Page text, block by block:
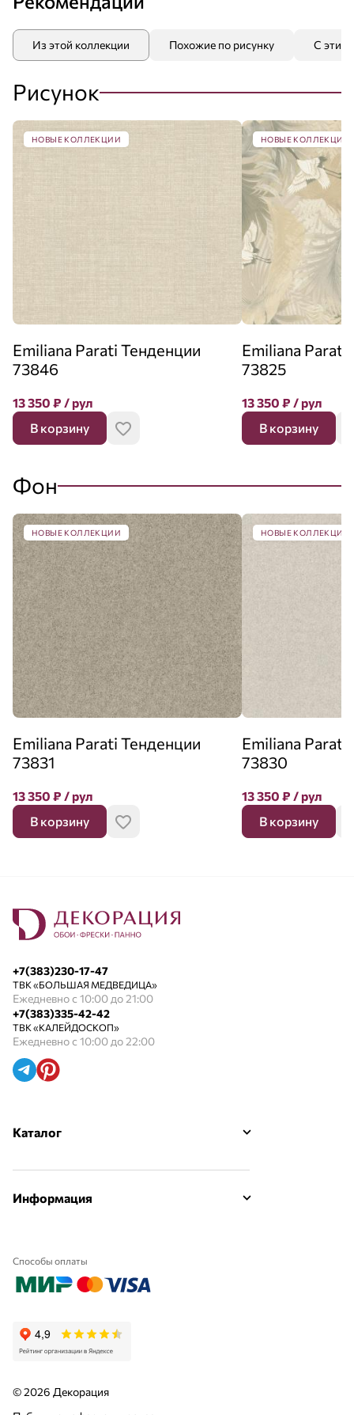
Из этой коллекции Похожие по рисунку С этим
Рисунок
НОВЫЕ КОЛЛЕКЦИИ
Emiliana Parati Тенденции
73846
13 350 ₽ / рул
В корзину
НОВЫЕ КОЛЛЕКЦИИ
Emiliana Parati
73825
13 350 ₽ / рул
В корзину
Фон
НОВЫЕ КОЛЛЕКЦИИ
Emiliana Parati Тенденции
73831
13 350 ₽ / рул
В корзину
НОВЫЕ КОЛЛЕКЦИИ
Emiliana Parati
73830
13 350 ₽ / рул
В корзину
+7(383)230-17-47
ТВК «БОЛЬШАЯ МЕДВЕДИЦА»
Ежедневно с 10:00 до 21:00
+7(383)335-42-42
ТВК «КАЛЕЙДОСКОП»
Ежедневно с 10:00 до 22:00
Каталог
Информация
Способы оплаты
© 2026 Декорация